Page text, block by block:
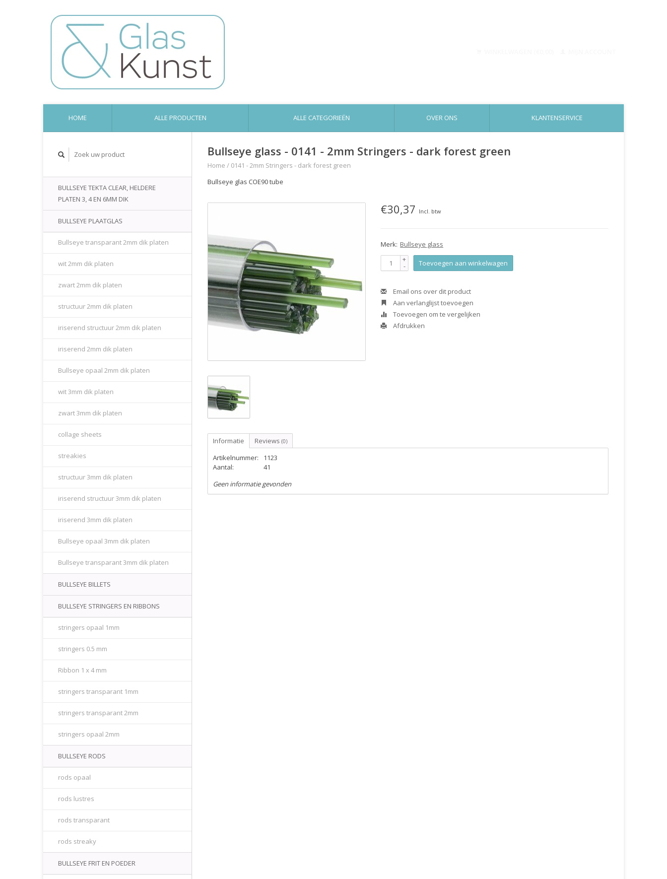
HOME ALLE PRODUCTEN ALLE CATEGORIEËN OVER ONS KLANTENSERVICE
BULLSEYE TEKTA CLEAR, HELDERE
PLATEN 3, 4 EN 6MM DIK
BULLSEYE PLAATGLAS
Bullseye transparant 2mm dik platen
wit 2mm dik platen
zwart 2mm dik platen
structuur 2mm dik platen
iriserend structuur 2mm dik platen
iriserend 2mm dik platen
Bullseye opaal 2mm dik platen
wit 3mm dik platen
zwart 3mm dik platen
collage sheets
streakies
structuur 3mm dik platen
iriserend structuur 3mm dik platen
iriserend 3mm dik platen
Bullseye opaal 3mm dik platen
Bullseye transparant 3mm dik platen
BULLSEYE BILLETS
BULLSEYE STRINGERS EN RIBBONS
stringers opaal 1mm
stringers 0.5 mm
Ribbon 1 x 4 mm
stringers transparant 1mm
stringers transparant 2mm
stringers opaal 2mm
BULLSEYE RODS
rods opaal
rods lustres
rods transparant
rods streaky
BULLSEYE FRIT EN POEDER
Bullseye glass - 0141 - 2mm Stringers - dark forest green
Home / 0141 - 2mm Stringers - dark forest green
Bullseye glas COE90 tube
€30,37 Incl. btw
Merk: Bullseye glass
+
- Toevoegen aan winkelwagen
Email ons over dit product
Aan verlanglijst toevoegen
Toevoegen om te vergelijken
Afdrukken
Informatie Reviews (0)
Artikelnummer:
1123
Aantal:
41
Geen informatie gevonden